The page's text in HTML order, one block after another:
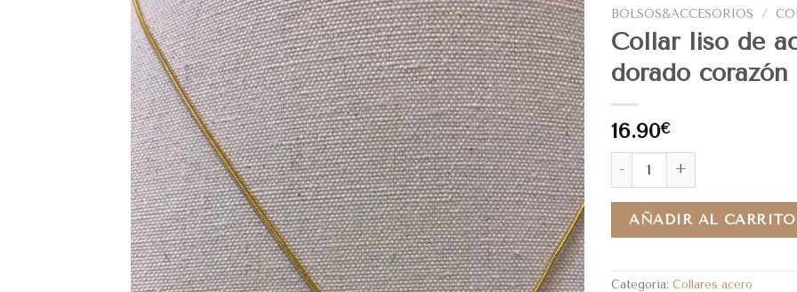
BOLSOS&ACCESORIOS /
Collar liso de
dorado corazón
16.90€
AÑADIR AL CARRITO
Categoría: Collares acero